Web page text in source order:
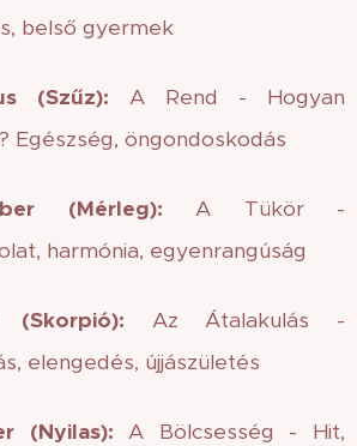
belső gyermek
(Szűz): A Rend - Hogyan
Egészség, öngondoskodás
(Mérleg): A Tükör -
harmónia, egyenrangúság
(Skorpió): Az Átalakulás -
elengedés, újjászületés
(Nyilas): A Bölcsesség - Hit,